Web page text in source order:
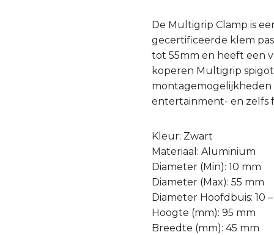
De Multigrip Clamp is
gecertificeerde klem
tot 55mm en heeft een
koperen Multigrip
montagemogelijkheden
entertainment- en zelfs
Kleur: Zwart
Materiaal: Aluminium
Diameter (Min): 10 mm
Diameter (Max): 55 mm
Diameter Hoofdbuis: 10
Hoogte (mm): 95 mm
Breedte (mm): 45 mm